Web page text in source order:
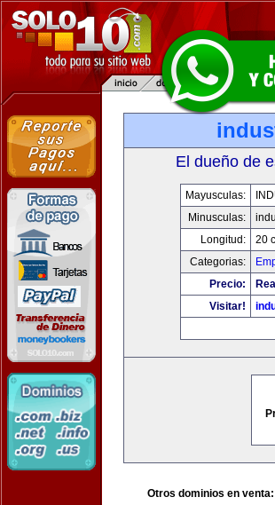
El dueño de
Mayusculas:
Minusculas:
Longitud:
20
Categorias:
Precio:
Visitar!
Otros dominios en venta: